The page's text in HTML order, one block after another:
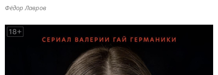
Фёдор Лавров